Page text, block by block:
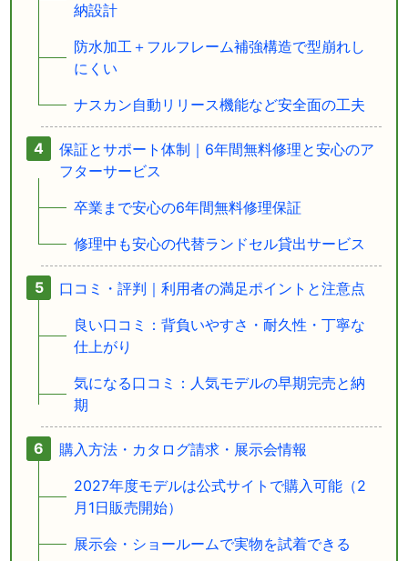
納設計
防水加工＋フルフレーム補強構造で型崩れし
にくい
ナスカン自動リリース機能など安全面の工夫
保証とサポート体制｜6年間無料修理と安心のア
フターサービス
卒業まで安心の6年間無料修理保証
修理中も安心の代替ランドセル貸出サービス
口コミ・評判｜利用者の満足ポイントと注意点
良い口コミ：背負いやすさ・耐久性・丁寧な
仕上がり
気になる口コミ：人気モデルの早期完売と納
期
購入方法・カタログ請求・展示会情報
2027年度モデルは公式サイトで購入可能（2
月1日販売開始）
展示会・ショールームで実物を試着できる